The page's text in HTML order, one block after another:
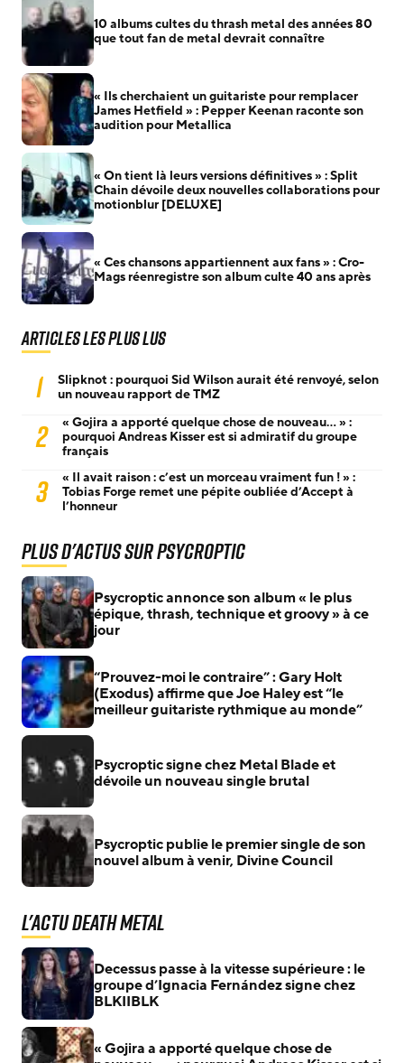
10 albums cultes du thrash metal des années 80
que tout fan de metal devrait connaître
« Ils cherchaient un guitariste pour remplacer
James Hetfield » : Pepper Keenan raconte son
audition pour Metallica
« On tient là leurs versions définitives » : Split
Chain dévoile deux nouvelles collaborations pour
motionblur [DELUXE]
« Ces chansons appartiennent aux fans » : Cro-
Mags réenregistre son album culte 40 ans après
Articles les plus lus
1
Slipknot : pourquoi Sid Wilson aurait été renvoyé, selon
un nouveau rapport de TMZ
2
« Gojira a apporté quelque chose de nouveau… » :
pourquoi Andreas Kisser est si admiratif du groupe
français
3
« Il avait raison : c’est un morceau vraiment fun ! » :
Tobias Forge remet une pépite oubliée d’Accept à
l’honneur
Plus d'actus sur Psycroptic
Psycroptic annonce son album « le plus
épique, thrash, technique et groovy » à ce
jour
“Prouvez-moi le contraire” : Gary Holt
(Exodus) affirme que Joe Haley est “le
meilleur guitariste rythmique au monde”
Psycroptic signe chez Metal Blade et
dévoile un nouveau single brutal
Psycroptic publie le premier single de son
nouvel album à venir, Divine Council
L'actu Death Metal
Decessus passe à la vitesse supérieure : le
groupe d’Ignacia Fernández signe chez
BLKIIBLK
« Gojira a apporté quelque chose de